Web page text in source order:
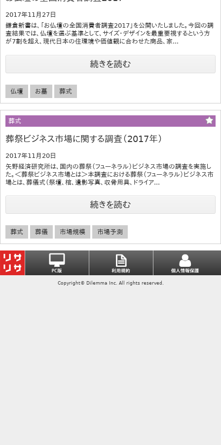
2017年11月27日
鎌倉新書は、「お仏壇の全国消費者調査2017」を公開いたしました。今回の調
査結果では、仏壇を選ぶ基準として、サイズ・デザインを最重要視するという方
が7割を超え、現代日本の住環境や価値観に合わせた商品、家...
続きを読む
仏壇 お墓 葬式
葬式
葬祭ビジネス市場に関する調査（2017年）
2017年11月20日
矢野経済研究所は、国内の葬祭（フューネラル）ビジネス市場の調査を実施し
た。＜葬祭ビジネス市場とは＞本調査における葬祭（フューネラル）ビジネス市
場とは、葬儀式（祭壇、棺、遺影写真、収骨用具、ドライア...
続きを読む
葬式 葬儀 市場規模 市場予測
Copyright© Dilemma Inc. All rights reserved.